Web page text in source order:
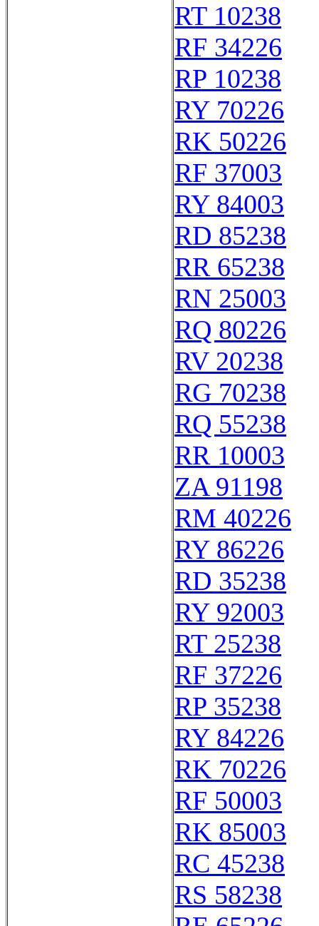
RT 10238
RF 34226
RP 10238
RY 70226
RK 50226
RF 37003
RY 84003
RD 85238
RR 65238
RN 25003
RQ 80226
RV 20238
RG 70238
RQ 55238
RR 10003
ZA 91198
RM 40226
RY 86226
RD 35238
RY 92003
RT 25238
RF 37226
RP 35238
RY 84226
RK 70226
RF 50003
RK 85003
RC 45238
RS 58238